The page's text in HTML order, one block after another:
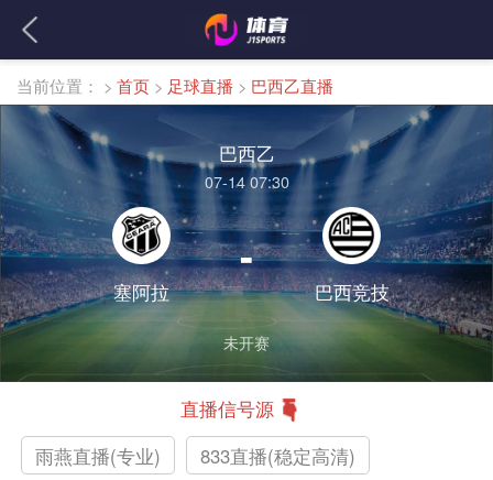
当前位置： > 首页 > 足球直播 > 巴西乙直播
巴西乙
07-14 07:30
塞阿拉
-
巴西竞技
未开赛
直播信号源
雨燕直播(专业)
833直播(稳定高清)